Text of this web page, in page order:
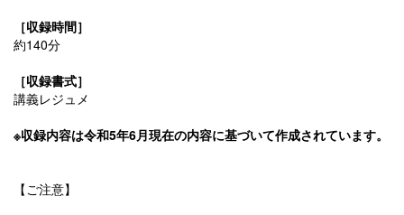
［収録時間］
約140分
［収録書式］
講義レジュメ
※収録内容は令和5年6月現在の内容に基づいて作成されています。
【ご注意】